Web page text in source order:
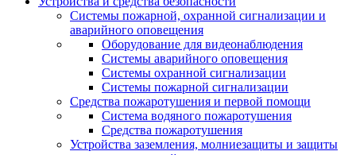
Системы пожарной, охранной сигнализации и
аварийного оповещения
Оборудование для видеонаблюдения
Системы аварийного оповещения
Системы охранной сигнализации
Системы пожарной сигнализации
Средства пожаротушения и первой помощи
Система водяного пожаротушения
Средства пожаротушения
Устройства заземления, молниезащиты и защиты